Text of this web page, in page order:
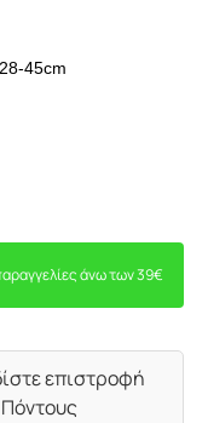
45cm
άνω των 39€
επιστροφή
Πόντους